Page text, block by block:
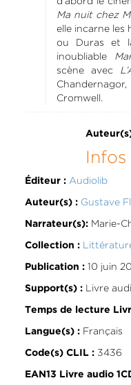
Ma nuit chez
elle incarne les
ou Duras et
inoubliable
scène avec
Chandernagor,
Cromwell.
Éditeur : Audiolib
Auteur(s) : Gustave
Narrateur(s):Marie-
Collection :
Publication :10 juin
Support(s) :Livre
Temps de lecture
Langue(s) :Français
Code(s) CLIL :3436
EAN13 Livre audio